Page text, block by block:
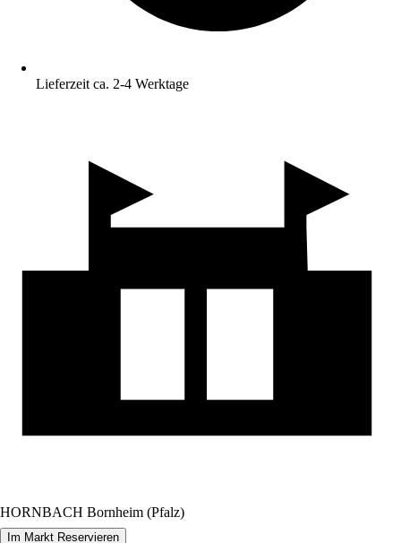
Lieferzeit ca. 2-4 Werktage
HORNBACH Bornheim (Pfalz)
Im Markt Reservieren